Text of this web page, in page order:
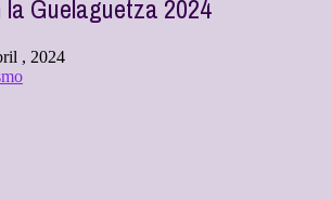
Guelaguetza 2024
, 2024